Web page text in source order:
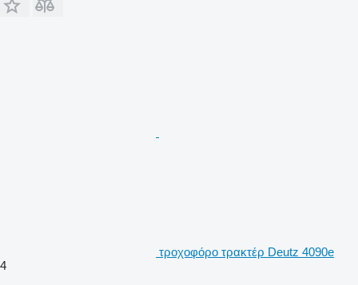
τροχοφόρο τρακτέρ Deutz 4090e
4